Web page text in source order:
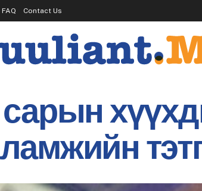
FAQ Contact Us